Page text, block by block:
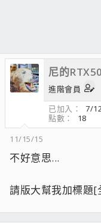
尼的
進階會員
已加入
7/
點數
18
11/15/15
不好意思...
請版大幫我加標題[